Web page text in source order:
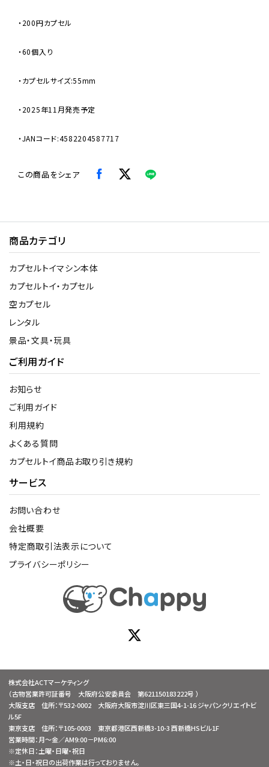
・200円カプセル
・60個入り
・カプセルサイズ:55mm
・2025年11月発売予定
・JANコード:4582204587717
この商品をシェア
商品カテゴリ
カプセルトイマシン本体
カプセルトイ・カプセル
空カプセル
レンタル
景品・文具・玩具
ご利用ガイド
お知らせ
ご利用ガイド
利用規約
よくある質問
カプセルトイ商品お取り引き規約
サービス
お問い合わせ
会社概要
特定商取引法表示について
プライバシーポリシー
株式会社ACTマーケティング
（古物営業許可証番号 大阪府公安委員会 第621150183222号 ）
大阪支店 住所：〒532-0002 大阪府大阪市淀川区東三国4-1-16 ジャパンクリエイトビ
ル5F
東京支店 住所：〒105-0003 東京都港区西新橋3-10-3 西新橋HSビル1F
営業時間：月～金／AM9:00－PM6:00
※定休日：土曜・日曜・祝日
※土・日・祝日の出荷作業は行っておりません。